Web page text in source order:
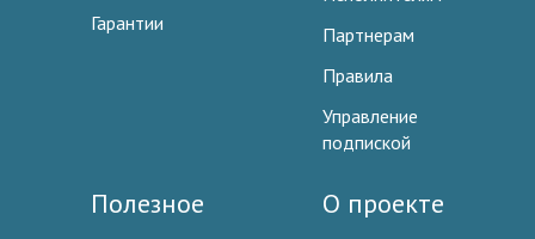
Гарантии
Партнерам
Правила
Управление
подпиской
Полезное О проекте